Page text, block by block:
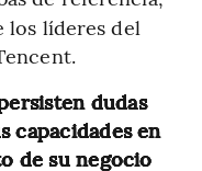
los líderes del
dudas
capacidades en
de su negocio